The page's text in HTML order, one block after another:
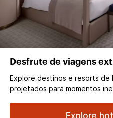
Desfrute de viagens
Explore destinos e resorts
projetados para momentos
Explore